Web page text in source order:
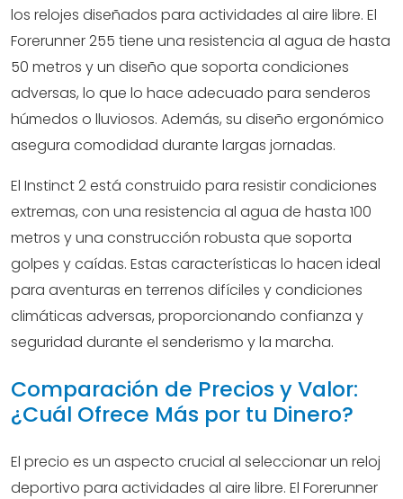
los relojes diseñados para actividades al aire libre. El
Forerunner 255 tiene una resistencia al agua de hasta
50 metros y un diseño que soporta condiciones
adversas, lo que lo hace adecuado para senderos
húmedos o lluviosos. Además, su diseño ergonómico
asegura comodidad durante largas jornadas.
El Instinct 2 está construido para resistir condiciones
extremas, con una resistencia al agua de hasta 100
metros y una construcción robusta que soporta
golpes y caídas. Estas características lo hacen ideal
para aventuras en terrenos difíciles y condiciones
climáticas adversas, proporcionando confianza y
seguridad durante el senderismo y la marcha.
Comparación de Precios y Valor:
¿Cuál Ofrece Más por tu Dinero?
El precio es un aspecto crucial al seleccionar un reloj
deportivo para actividades al aire libre. El Forerunner